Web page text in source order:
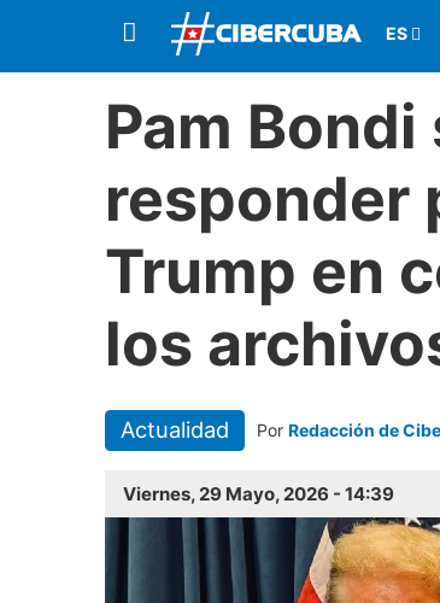
Pam Bondi
responder
Trump en
los
Actualidad Por Redacción de
Viernes, 29 Mayo, 2026 - 14:39